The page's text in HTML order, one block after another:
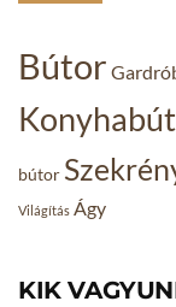
Bútor
bútor
Világítás Ágy
KIK